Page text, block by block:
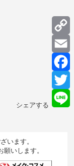
シェアする
います。
いします。